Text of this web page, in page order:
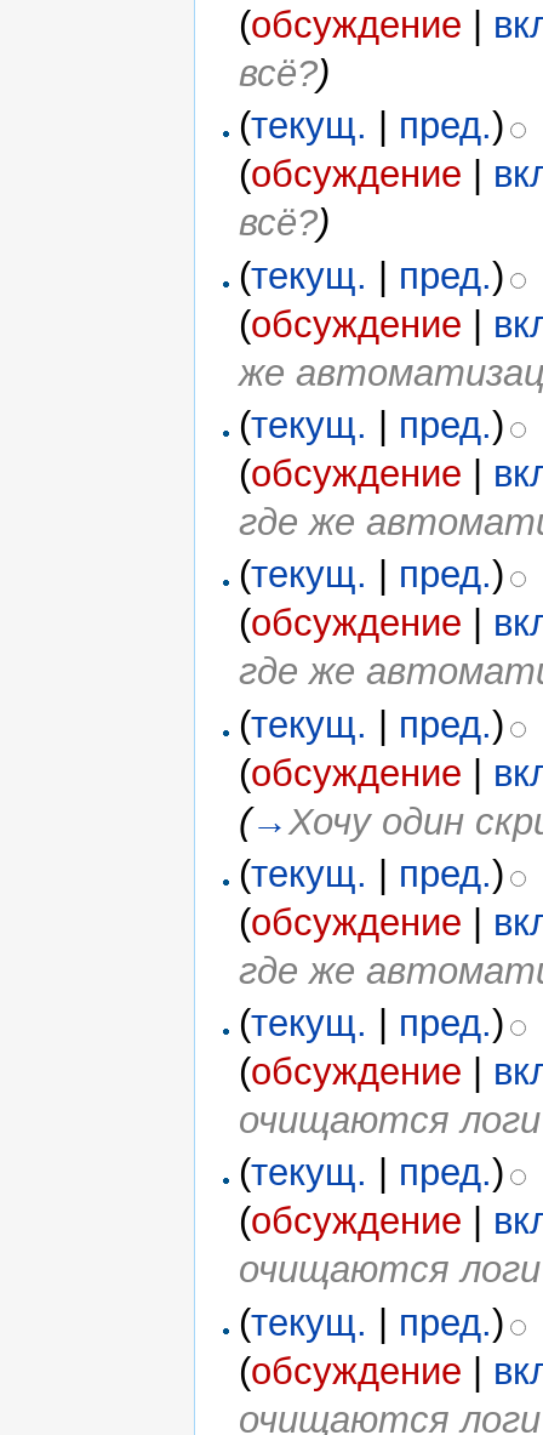
(обсуждение
всё?)
(текущ. пред.)
(обсуждение
всё?)
(текущ. пред.)
(обсуждение
же
(текущ. пред.)
(обсуждение
где же
(текущ. пред.)
(обсуждение
где же
(текущ. | пред.)
(обсуждение |
(→Хочу один
(текущ. пред.)
(обсуждение
где же
(текущ. пред.)
(обсуждение
очищаются
(текущ. пред.)
(обсуждение
очищаются
(текущ. | пред.)
(обсуждение |
очищаются